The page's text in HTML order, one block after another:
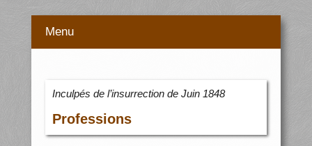
Menu
Inculpés de l’insurrection de Juin 1848
Professions